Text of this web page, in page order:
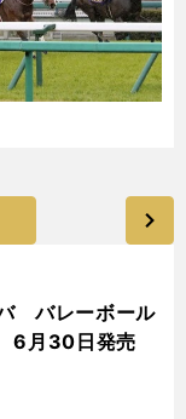
バレーボール
月30日発売